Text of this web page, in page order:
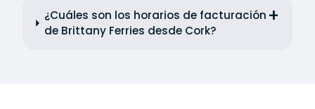
¿Cuáles son los horarios de facturación
de Brittany Ferries desde Cork?